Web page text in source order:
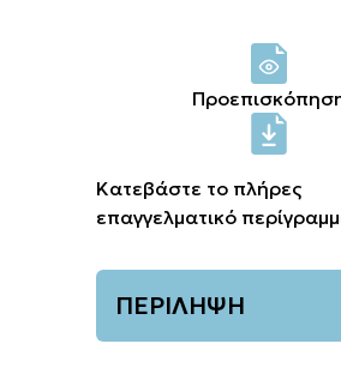
Κατεβάστε το πλήρες
επαγγελματικό
ΠΕΡΙΛΗΨΗ